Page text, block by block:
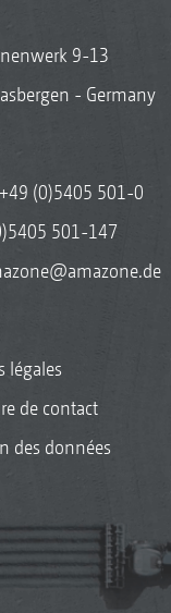
9-13
- Germany
+49 (0)5405 501-0
501-147
légales
de contact
des données